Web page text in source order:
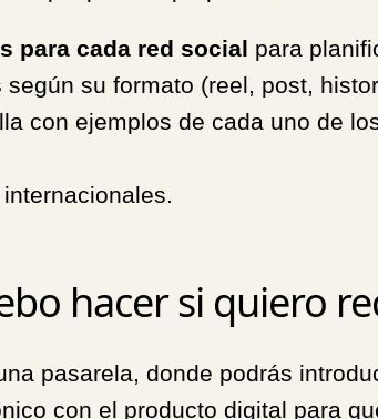
para cada red social para
según su formato (reel, post,
con ejemplos de cada uno de
hacer si quiero
pasarela, donde podrás
con el producto digital para